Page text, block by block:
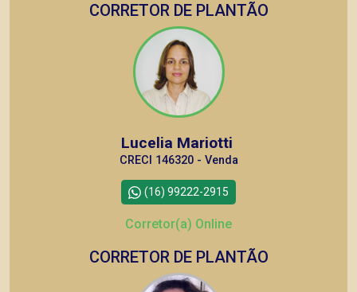
CORRETOR DE PLANTÃO
Lucelia Mariotti
CRECI 146320 - Venda
(16) 99222-2915
Corretor(a) Online
CORRETOR DE PLANTÃO